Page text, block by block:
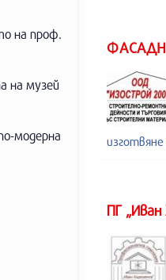
на проф.
на музей
модерна
ПГ